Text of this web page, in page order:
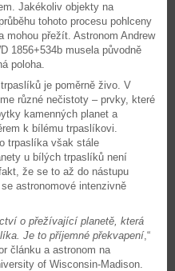
Jakékoliv objekty na
tohoto procesu pohlceny
mohou přežít. Astronom Andrew
1856+534b musela původně
poloha.
je poměrně živo. V
různé nečistoty – prvky, které
kamenných planet a
k bílému trpaslíkovi.
trpaslíka však stále
u bílých trpaslíků není
že se to až do nástupu
astronomové intenzivně
o přežívající planetě, která
Je to příjemné překvapení,“
článku a astronom na
of Wisconsin-Madison.